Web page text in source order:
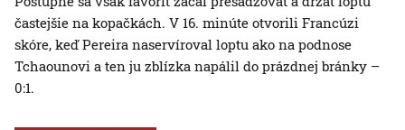
častejšie na kopačkách. V 16. minúte otvorili Francúzi
skóre, keď Pereira naservíroval loptu ako na podnose
Tchaounovi a ten ju zblízka napálil do prázdnej bránky –
0:1.